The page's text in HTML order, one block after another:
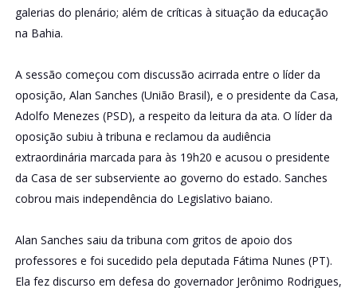
galerias do plenário; além de críticas à situação da educação
na Bahia.
A sessão começou com discussão acirrada entre o líder da
oposição, Alan Sanches (União Brasil), e o presidente da Casa,
Adolfo Menezes (PSD), a respeito da leitura da ata. O líder da
oposição subiu à tribuna e reclamou da audiência
extraordinária marcada para às 19h20 e acusou o presidente
da Casa de ser subserviente ao governo do estado. Sanches
cobrou mais independência do Legislativo baiano.
Alan Sanches saiu da tribuna com gritos de apoio dos
professores e foi sucedido pela deputada Fátima Nunes (PT).
Ela fez discurso em defesa do governador Jerônimo Rodrigues,